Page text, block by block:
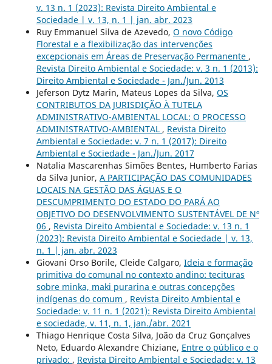
v. 13 n. 1 (2023): Revista Direito Ambiental e
Sociedade | v. 13, n. 1 | jan. abr. 2023
Ruy Emmanuel Silva de Azevedo, O novo Código
Florestal e a flexibilização das intervenções
excepcionais em Áreas de Preservação Permanente ,
Revista Direito Ambiental e Sociedade: v. 3 n. 1 (2013):
Direito Ambiental e Sociedade - Jan./Jun. 2013
Jeferson Dytz Marin, Mateus Lopes da Silva, OS
CONTRIBUTOS DA JURISDIÇÃO À TUTELA
ADMINISTRATIVO-AMBIENTAL LOCAL: O PROCESSO
ADMINISTRATIVO-AMBIENTAL , Revista Direito
Ambiental e Sociedade: v. 7 n. 1 (2017): Direito
Ambiental e Sociedade - Jan./Jun. 2017
Natalia Mascarenhas Simões Bentes, Humberto Farias
da Silva Junior, A PARTICIPAÇÃO DAS COMUNIDADES
LOCAIS NA GESTÃO DAS ÁGUAS E O
DESCUMPRIMENTO DO ESTADO DO PARÁ AO
OBJETIVO DO DESENVOLVIMENTO SUSTENTÁVEL DE Nº
06 , Revista Direito Ambiental e Sociedade: v. 13 n. 1
(2023): Revista Direito Ambiental e Sociedade | v. 13,
n. 1 | jan. abr. 2023
Giovani Orso Borile, Cleide Calgaro, Ideia e formação
primitiva do comunal no contexto andino: tecituras
sobre minka, maki purarina e outras concepções
indígenas do comum , Revista Direito Ambiental e
Sociedade: v. 11 n. 1 (2021): Revista Direito Ambiental
e sociedade, v. 11, n. 1, jan./abr. 2021
Thiago Henrique Costa Silva, João da Cruz Gonçalves
Neto, Eduardo Alexandre Chiziane, Entre o público e o
privado: , Revista Direito Ambiental e Sociedade: v. 13